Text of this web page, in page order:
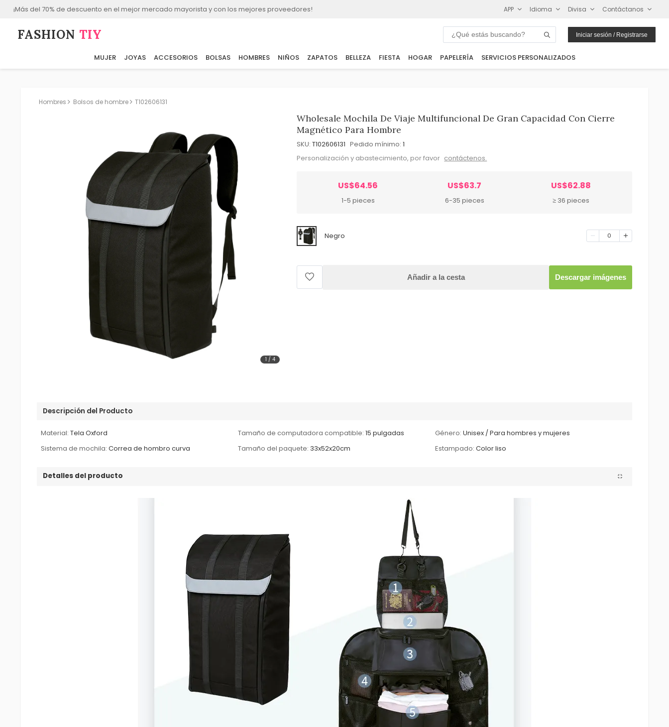
¡Más del 70% de descuento en el mejor mercado mayorista y con los mejores proveedores! APP Idioma Divisa Contáctanos
FASHION⁠ TIY Iniciar sesión / Registrarse
MUJER JOYAS ACCESORIOS BOLSAS HOMBRES NIÑOS ZAPATOS BELLEZA FIESTA HOGAR PAPELERÍA SERVICIOS PERSONALIZADOS
Hombres Bolsos de hombre T102606131
1 / 4
Wholesale Mochila De Viaje Multifuncional De Gran Capacidad Con Cierre
Magnético Para Hombre
SKU: T102606131 Pedido mínimo: 1
Personalización y abastecimiento, por favor contáctenos.
US$64.56
1-5 pieces
US$63.7
6-35 pieces
US$62.88
≥ 36 pieces
Negro 0
Añadir a la cesta Descargar imágenes
Descripción del Producto
Material: Tela Oxford Tamaño de computadora compatible: 15 pulgadas Género: Unisex / Para hombres y mujeres
Sistema de mochila: Correa de hombro curva Tamaño del paquete: 33x52x20cm Estampado: Color liso
Detalles del producto